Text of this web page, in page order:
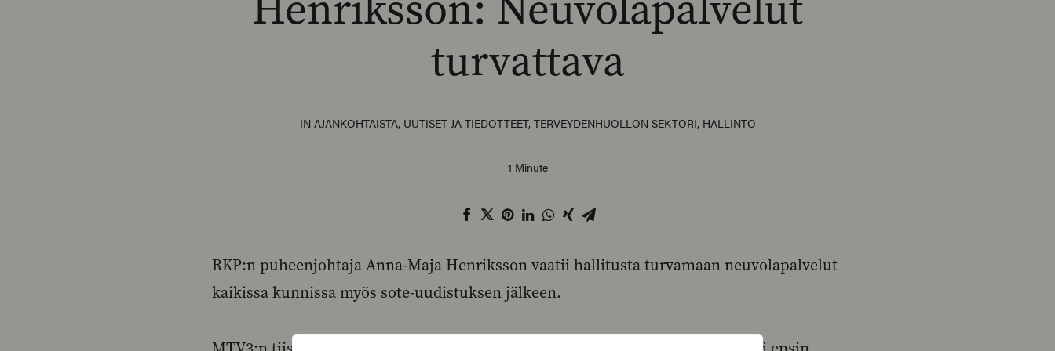
turvattava
IN AJANKOHTAISTA, UUTISET JA TIEDOTTEET, TERVEYDENHUOLLON SEKTORI, HALLINTO
1 Minute
RKP:n puheenjohtaja Anna-Maja Henriksson vaatii hallitusta turvamaan neuvolapalvelut
kaikissa kunnissa myös sote-uudistuksen jälkeen.